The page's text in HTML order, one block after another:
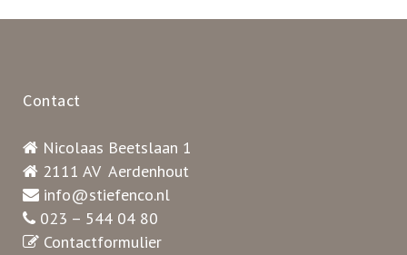
Contact
Nicolaas Beetslaan 1
2111 AV Aerdenhout
info@stiefenco.nl
023 – 544 04 80
Contactformulier